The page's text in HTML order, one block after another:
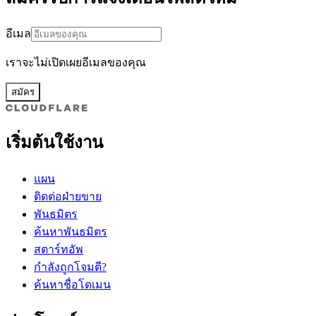
อีเมล
เราจะไม่เปิดเผยอีเมลของคุณ
สมัคร
เริ่มต้นใช้งาน
แผน
ติดต่อฝ่ายขาย
พันธมิตร
ค้นหาพันธมิตร
สตาร์ทอัพ
กำลังถูกโจมตี?
ค้นหาชื่อโดเมน